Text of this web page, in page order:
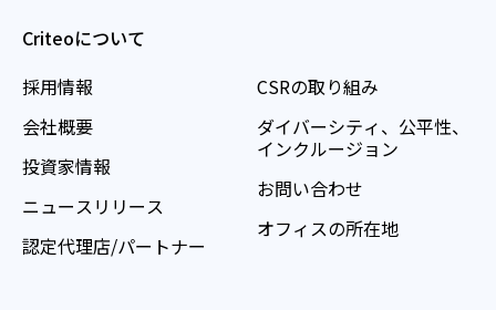
Criteoについて
採用情報
会社概要
投資家情報
ニュースリリース
認定代理店/パートナー
CSRの取り組み
ダイバーシティ、公平性、
インクルージョン
お問い合わせ
オフィスの所在地